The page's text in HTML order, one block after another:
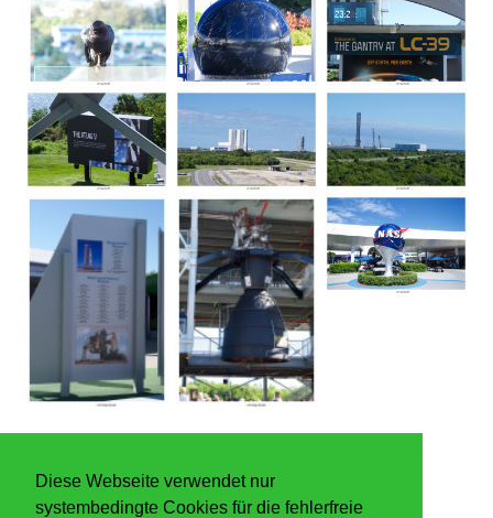
Diese Webseite verwendet nur
systembedingte Cookies für die fehlerfreie